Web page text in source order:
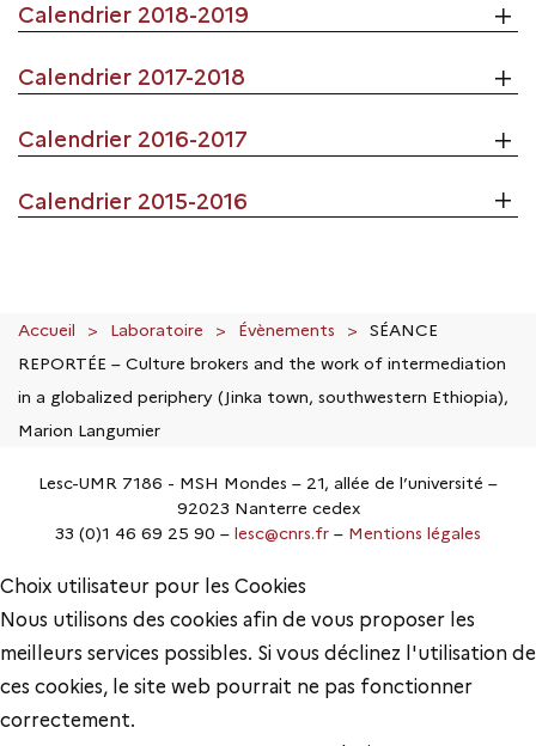
Calendrier 2018-2019
Calendrier 2017-2018
Calendrier 2016-2017
Calendrier 2015-2016
Accueil Laboratoire Évènements
SÉANCE
REPORTÉE – Culture brokers and the work of intermediation
in a globalized periphery (Jinka town, southwestern Ethiopia),
Marion Langumier
Lesc-UMR 7186 - MSH Mondes – 21, allée de l’université –
92023 Nanterre cedex
33 (0)1 46 69 25 90 – lesc@cnrs.fr – Mentions légales
Choix utilisateur pour les Cookies
Nous utilisons des cookies afin de vous proposer les
meilleurs services possibles. Si vous déclinez l'utilisation de
ces cookies, le site web pourrait ne pas fonctionner
correctement.